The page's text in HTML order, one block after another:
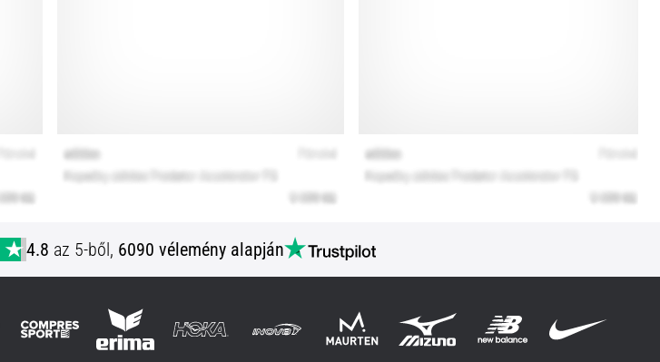
4.8 az 5-ből, 6090 vélemény alapján